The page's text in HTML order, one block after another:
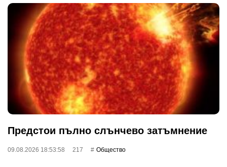
Предстои пълно слънчево затъмнение
09.08.2026 18:53:58 217 Общество